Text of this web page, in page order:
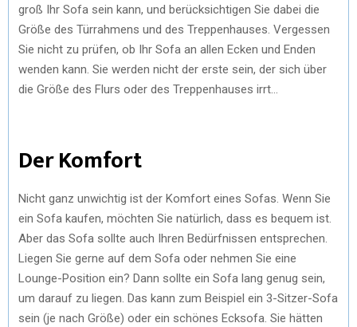
groß Ihr Sofa sein kann, und berücksichtigen Sie dabei die
Größe des Türrahmens und des Treppenhauses. Vergessen
Sie nicht zu prüfen, ob Ihr Sofa an allen Ecken und Enden
wenden kann. Sie werden nicht der erste sein, der sich über
die Größe des Flurs oder des Treppenhauses irrt…
Der Komfort
Nicht ganz unwichtig ist der Komfort eines Sofas. Wenn Sie
ein Sofa kaufen, möchten Sie natürlich, dass es bequem ist.
Aber das Sofa sollte auch Ihren Bedürfnissen entsprechen.
Liegen Sie gerne auf dem Sofa oder nehmen Sie eine
Lounge-Position ein? Dann sollte ein Sofa lang genug sein,
um darauf zu liegen. Das kann zum Beispiel ein 3-Sitzer-Sofa
sein (je nach Größe) oder ein schönes Ecksofa. Sie hätten